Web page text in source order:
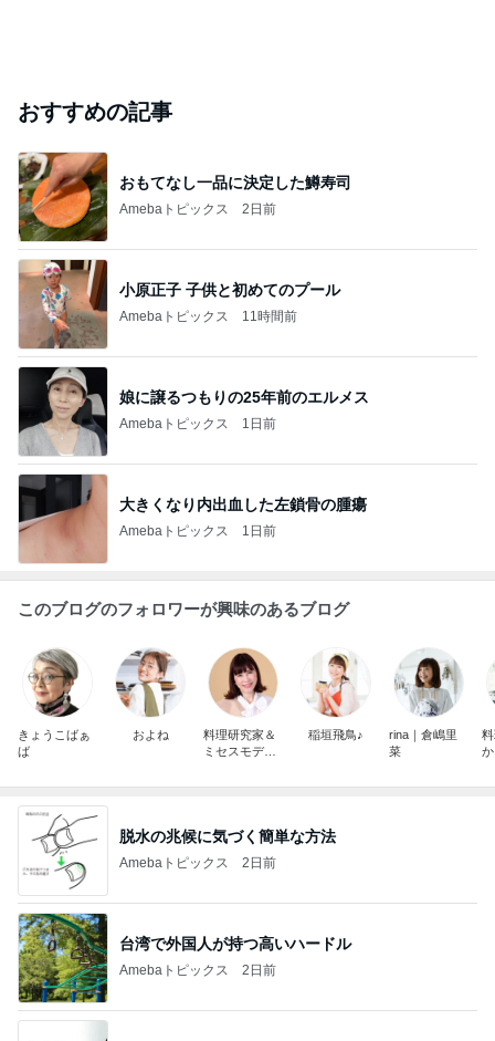
おすすめの記事
おもてなし一品に決定した鱒寿司
Amebaトピックス 2日前
小原正子 子供と初めてのプール
Amebaトピックス 11時間前
娘に譲るつもりの25年前のエルメス
Amebaトピックス 1日前
大きくなり内出血した左鎖骨の腫瘍
Amebaトピックス 1日前
このブログのフォロワーが興味のあるブログ
きょうこばぁ
ば
およね
料理研究家＆
ミセスモデ
代
稲垣飛鳥♪
rina｜倉嶋里
菜
脱水の兆候に気づく簡単な方法
Amebaトピックス 2日前
台湾で外国人が持つ高いハードル
Amebaトピックス 2日前